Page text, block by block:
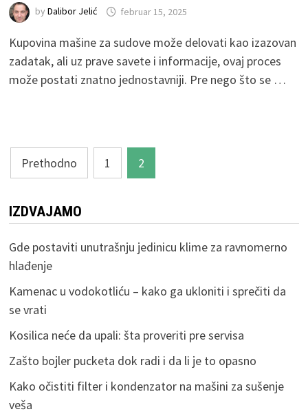
by Dalibor Jelić februar 15, 2025
Kupovina mašine za sudove može delovati kao izazovan
zadatak, ali uz prave savete i informacije, ovaj proces
može postati znatno jednostavniji. Pre nego što se …
Paginacija
članaka
Prethodno 1 2
IZDVAJAMO
Gde postaviti unutrašnju jedinicu klime za ravnomerno
hlađenje
Kamenac u vodokotliću – kako ga ukloniti i sprečiti da
se vrati
Kosilica neće da upali: šta proveriti pre servisa
Zašto bojler pucketa dok radi i da li je to opasno
Kako očistiti filter i kondenzator na mašini za sušenje
veša